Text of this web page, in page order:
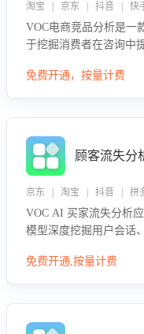
淘宝 | 京东 | 抖音 | 快
VOC电商竞品分析是一
于挖掘消费者在咨询中
息，进行多维度交叉对
免费开通，按量计费
顾客流失分
京东 | 淘宝 | 抖音 | 拼
VOC AI 买家流失分析
模型深度挖掘用户会话
迟、竞品价格冲击等。
免费开通,按量计费